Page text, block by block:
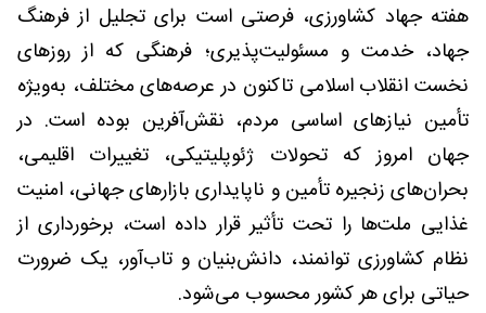
هفته جهاد کشاورزی، فرصتی است برای تجلیل از فرهنگ
جهاد، خدمت و مسئولیت‌پذیری؛ فرهنگی که از روزهای
نخست انقلاب اسلامی تاکنون در عرصه‌های مختلف، به‌ویژه
تأمین نیازهای اساسی مردم، نقش‌آفرین بوده است. در
جهان امروز که تحولات ژئوپلیتیکی، تغییرات اقلیمی،
بحران‌های زنجیره تأمین و ناپایداری بازارهای جهانی، امنیت
غذایی ملت‌ها را تحت تأثیر قرار داده است، برخورداری از
نظام کشاورزی توانمند، دانش‌بنیان و تاب‌آور، یک ضرورت
حیاتی برای هر کشور محسوب می‌شود.